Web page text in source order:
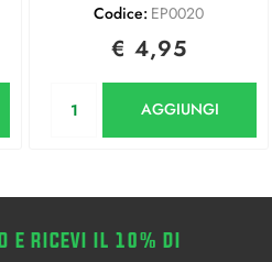
Codice: EP0020
€ 4,95
AGGIUNGI
E RICEVI IL 10% DI